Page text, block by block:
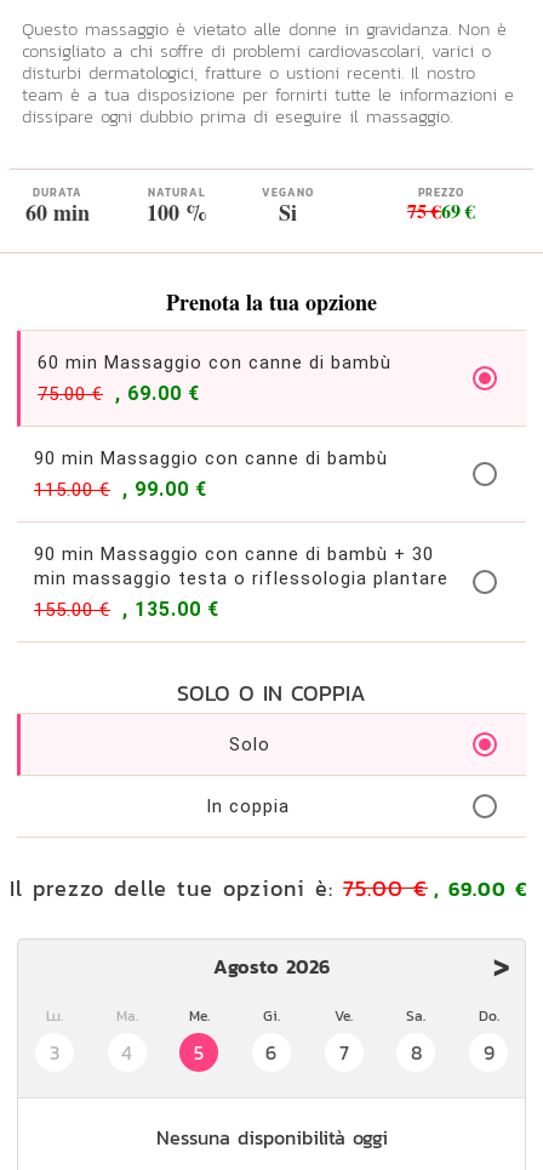
Questo massaggio è vietato alle donne in gravidanza. Non è
consigliato a chi soffre di problemi cardiovascolari, varici o
disturbi dermatologici, fratture o ustioni recenti. Il nostro
team è a tua disposizione per fornirti tutte le informazioni e
dissipare ogni dubbio prima di eseguire il massaggio.
DURATA
60 min
NATURAL
100 %
VEGANO
Si
PREZZO
75 €69 €
Prenota la tua opzione
60 min Massaggio con canne di bambù
75.00 €
, 69.00 €
90 min Massaggio con canne di bambù
115.00 €
, 99.00 €
90 min Massaggio con canne di bambù + 30
min massaggio testa o riflessologia plantare
155.00 €
, 135.00 €
SOLO O IN COPPIA
Solo
In coppia
Il prezzo delle tue opzioni è: 75.00 € , 69.00 €
Agosto 2026 >
Lu.
3
Ma.
4
Me.
5
Gi.
6
Ve.
7
Sa.
8
Do.
9
Nessuna disponibilità oggi